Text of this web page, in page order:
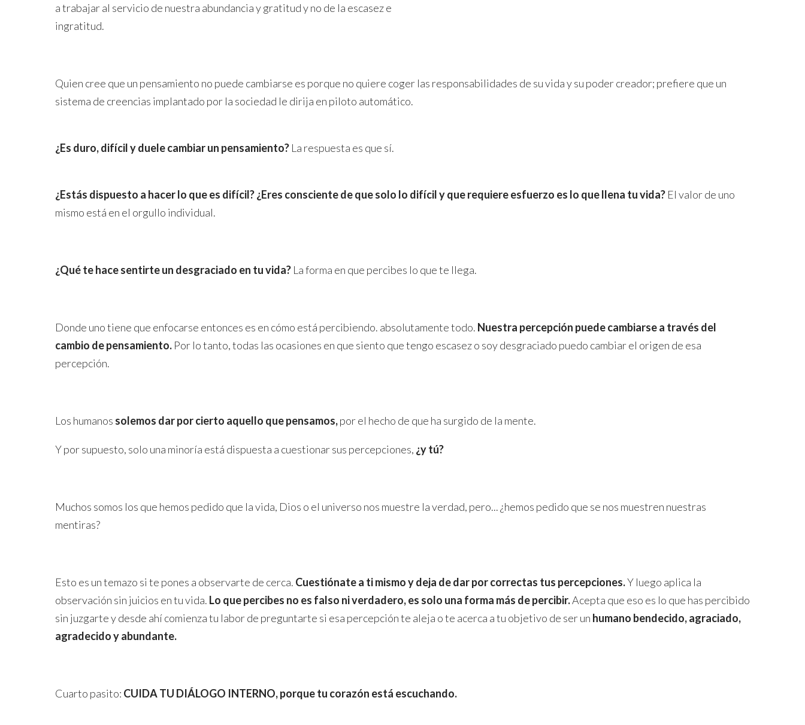
a trabajar al servicio de nuestra abundancia y gratitud y no de la escasez e
ingratitud.
Quien cree que un pensamiento no puede cambiarse es porque no quiere coger las responsabilidades de su vida y su poder creador; prefiere que un
sistema de creencias implantado por la sociedad le dirija en piloto automático.
¿Es duro, difícil y duele cambiar un pensamiento? La respuesta es que sí.
¿Estás dispuesto a hacer lo que es difícil?¿Eres consciente de que solo lo difícil y que requiere esfuerzo es lo que llena tu vida? El valor de uno
mismo está en el orgullo individual.
¿Qué te hace sentirte un desgraciado en tu vida? La forma en que percibes lo que te llega.
Donde uno tiene que enfocarse entonces es en cómo está percibiendo. absolutamente todo. Nuestra percepción puede cambiarse a través del
cambio de pensamiento. Por lo tanto, todas las ocasiones en que siento que tengo escasez o soy desgraciado puedo cambiar el origen de esa
percepción.
Los humanos solemos dar por cierto aquello que pensamos,por el hecho de que ha surgido de la mente.
Y por supuesto, solo una minoría está dispuesta a cuestionar sus percepciones, ¿y tú?
Muchos somos los que hemos pedido que la vida, Dios o el universo nos muestre la verdad, pero... ¿hemos pedido que se nos muestren nuestras
mentiras?
Esto es un temazo si te pones a observarte de cerca. Cuestiónate a ti mismo y deja de dar por correctas tus percepciones.Y luego aplica la
observación sin juicios en tu vida. Lo que percibes no es falso ni verdadero, es solo una forma más de percibir.Acepta que eso es lo que has percibido
sin juzgarte y desde ahí comienza tu labor de preguntarte si esa percepción te aleja o te acerca a tu objetivo de ser un humano bendecido, agraciado,
agradecido y abundante.
Cuarto pasito: CUIDA TU DIÁLOGO INTERNO, porque tu corazón está escuchando.